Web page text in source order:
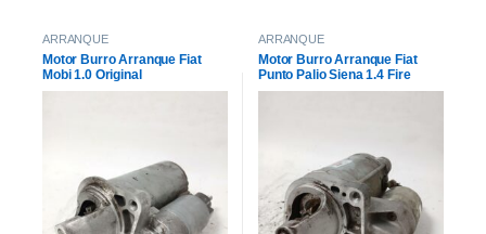
ARRANQUE
Motor Burro Arranque Fiat
Mobi 1.0 Original
ARRANQUE
Motor Burro Arranque Fiat
Punto Palio Siena 1.4 Fire
Original